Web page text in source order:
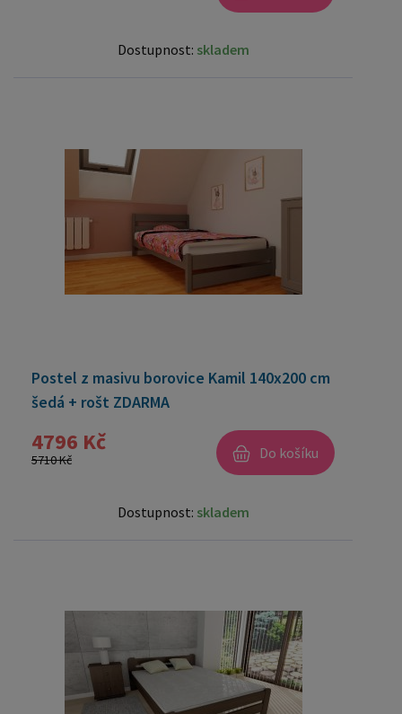
Dostupnost: skladem
Postel z masivu borovice Kamil 140x200 cm
šedá + rošt ZDARMA
4796 Kč
5710 Kč Do košíku
Dostupnost: skladem